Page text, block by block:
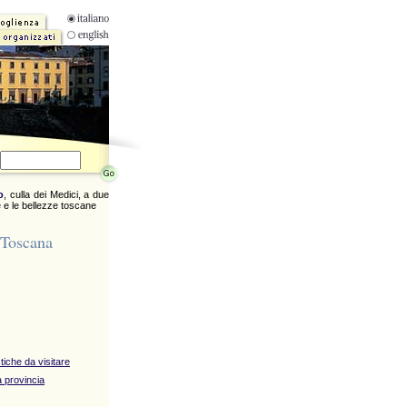
, culla dei Medici, a due
e le bellezze toscane
da visitare
provincia